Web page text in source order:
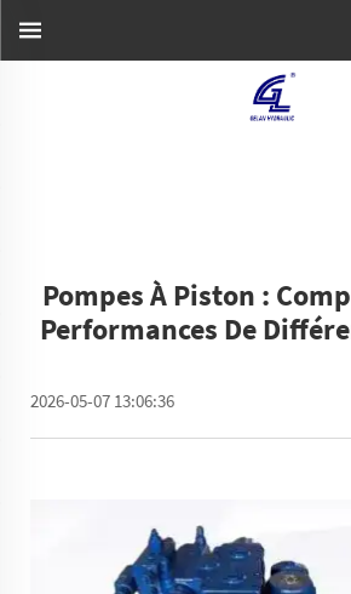
Pompes À Piston :
Performances De
2026-05-07 13:06:36